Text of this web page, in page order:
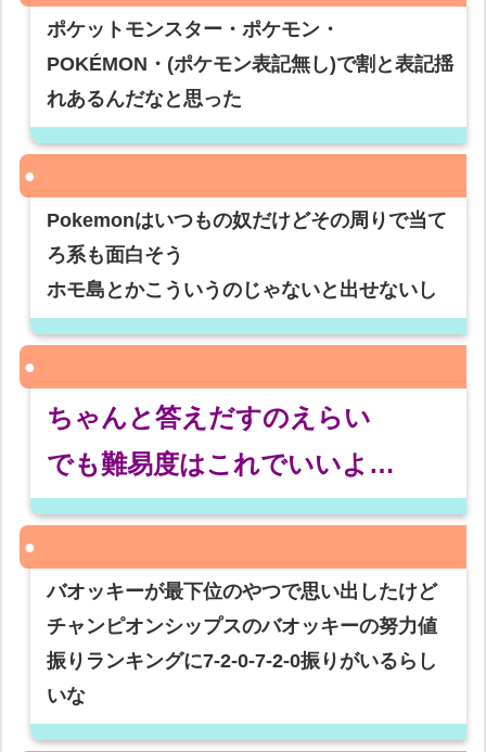
ポケットモンスター・ポケモン・
POKÉMON・(ポケモン表記無し)で割と表記揺
れあるんだなと思った
Pokemonはいつもの奴だけどその周りで当て
ろ系も面白そう
ホモ島とかこういうのじゃないと出せないし
ちゃんと答えだすのえらい
でも難易度はこれでいいよ…
バオッキーが最下位のやつで思い出したけど
チャンピオンシップスのバオッキーの努力値
振りランキングに7-2-0-7-2-0振りがいるらし
いな